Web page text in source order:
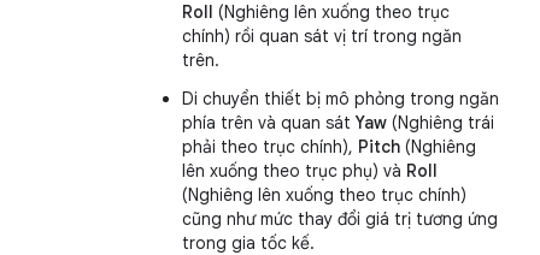
Roll (Nghiêng lên xuống theo trục
chính) rồi quan sát vị trí trong ngăn
trên.
Di chuyển thiết bị mô phỏng trong ngăn
phía trên và quan sát Yaw (Nghiêng trái
phải theo trục chính), Pitch (Nghiêng
lên xuống theo trục phụ) và Roll
(Nghiêng lên xuống theo trục chính)
cũng như mức thay đổi giá trị tương ứng
trong gia tốc kế.